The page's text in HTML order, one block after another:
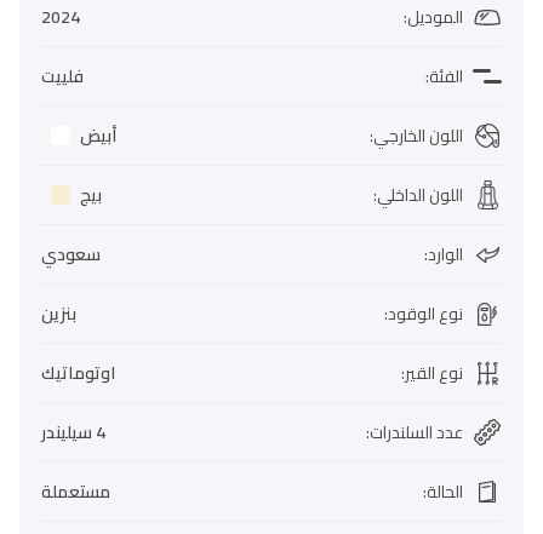
الموديل:
2024
الفئة:
فلييت
اللون الخارجي:
أبيض
اللون الداخلي:
بيج
الوارد:
سعودي
نوع الوقود:
بنزين
نوع القير:
اوتوماتيك
عدد السلندرات:
4 سيليندر
الحالة:
مستعملة